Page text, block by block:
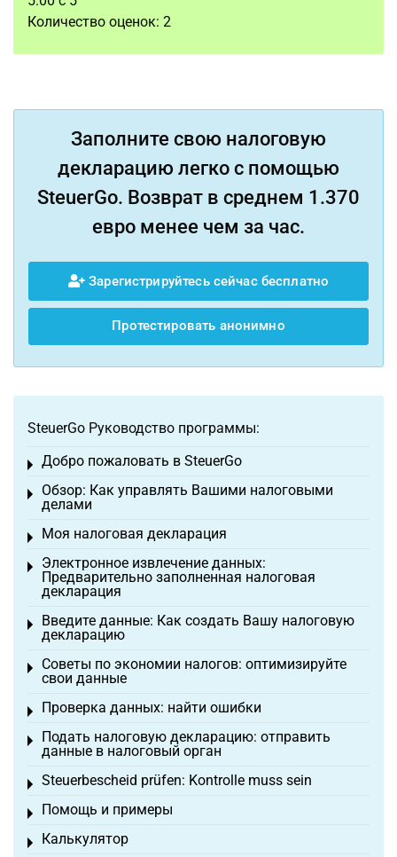
Количество оценок: 2
Заполните свою налоговую
декларацию легко с помощью
SteuerGo. Возврат в среднем 1.370
евро менее чем за час.
Зарегистрируйтесь сейчас бесплатно
Протестировать анонимно
SteuerGo Руководство программы:
Добро пожаловать в SteuerGo
Toggle menu
Обзор: Как управлять Вашими налоговыми
делами
Toggle menu
Моя налоговая декларация
Toggle menu
Электронное извлечение данных:
Предварительно заполненная налоговая
декларация
Toggle menu
Введите данные: Как создать Вашу налоговую
декларацию
Toggle menu
Советы по экономии налогов: оптимизируйте
свои данные
Toggle menu
Проверка данных: найти ошибки
Toggle menu
Подать налоговую декларацию: отправить
данные в налоговый орган
Toggle menu
Steuerbescheid prüfen: Kontrolle muss sein
Toggle menu
Помощь и примеры
Toggle menu
Калькулятор
Toggle menu